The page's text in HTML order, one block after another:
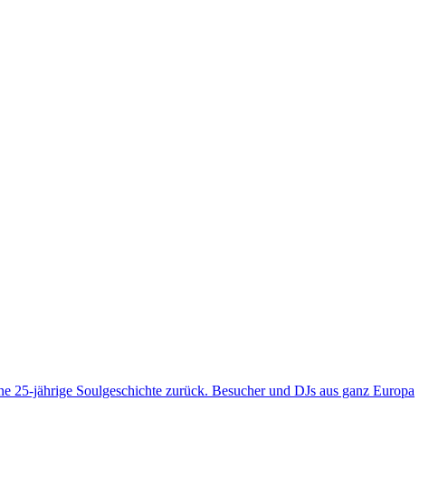
jährige Soulgeschichte zurück. Besucher und DJs aus ganz Europa